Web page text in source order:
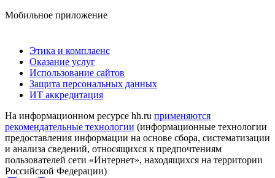
Мобильное приложение
Этика и комплаенс
Оказание услуг
Использование сайтов
Защита персональных данных
ИТ аккредитация
На информационном ресурсе hh.ru применяются
рекомендательные технологии (информационные технологии
предоставления информации на основе сбора, систематизации
и анализа сведений, относящихся к предпочтениям
пользователей сети «Интернет», находящихся на территории
Российской Федерации)